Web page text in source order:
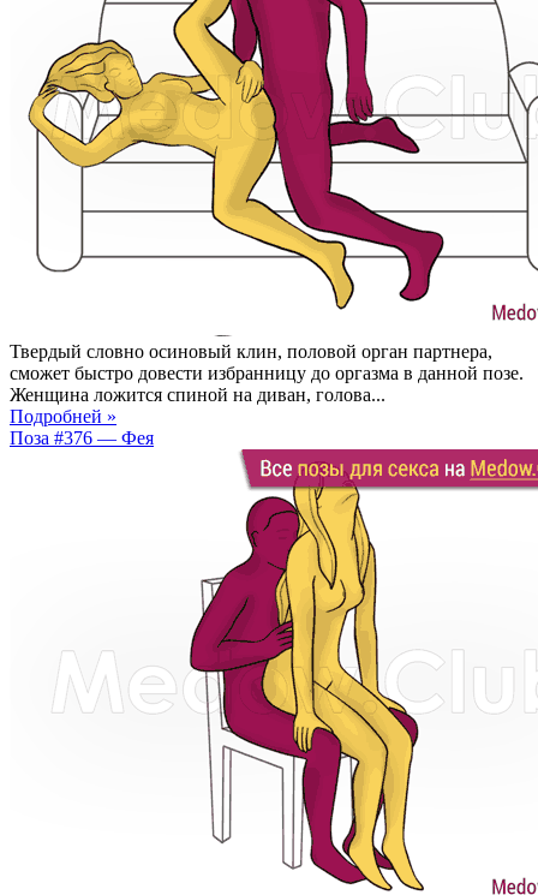
Твердый словно осиновый клин, половой орган партнера,
сможет быстро довести избранницу до оргазма в данной позе.
Женщина ложится спиной на диван, голова...
Подробней »
Поза #376 — Фея